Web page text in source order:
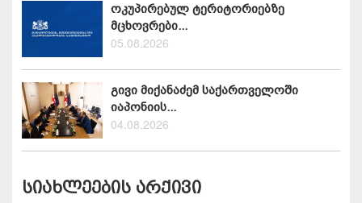
ოკუპირებულ ტერიტორიებზე
მცხოვრები...
05.08.2026
გივი მიქანაძემ საქართველოში
იაპონიის...
04.08.2026
სიახლეების არქივი